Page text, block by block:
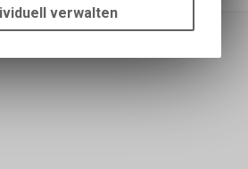
die grundlegenden
unseres Online-
verwalten